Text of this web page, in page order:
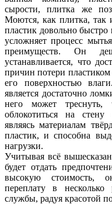
сырости, плитка же
Моются, как плитка, так
пластик довольно быстро
усложняет процесс
преимуществ. Он
устанавливается, что
причин потери
его поверхностью
является достаточно
него может
облокотиться на
являясь материалам
пластик, и способна
нагрузки.
Учитывая всё
будет отдать
высокую стоимость,
переплату в
службы, радуя красотой